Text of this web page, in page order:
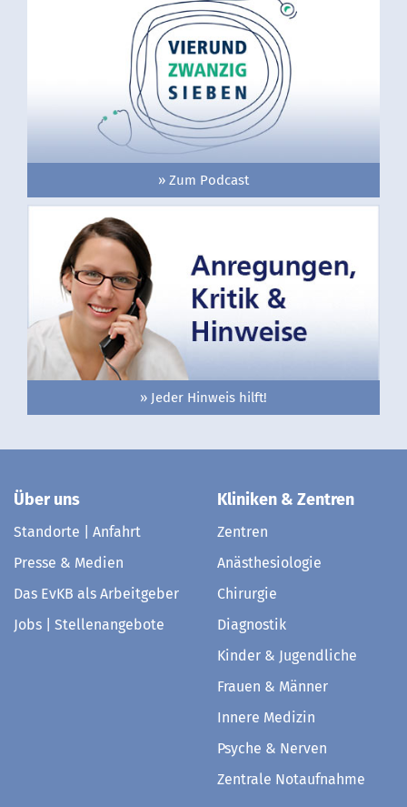
» Zum Podcast
» Jeder Hinweis hilft!
Über uns
Standorte | Anfahrt
Presse & Medien
Das EvKB als Arbeitgeber
Jobs | Stellenangebote
Kliniken & Zentren
Zentren
Anästhesiologie
Chirurgie
Diagnostik
Kinder & Jugendliche
Frauen & Männer
Innere Medizin
Psyche & Nerven
Zentrale Notaufnahme